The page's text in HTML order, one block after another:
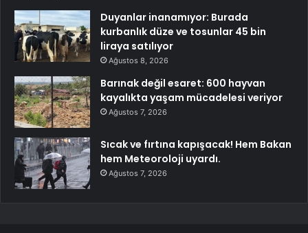
Duyanlar inanamıyor: Burada
kurbanlık düze ve tosunlar 45 bin
liraya satılıyor
Ağustos 8, 2026
Barınak değil esaret: 600 hayvan
kayalıkta yaşam mücadelesi veriyor
Ağustos 7, 2026
Sıcak ve fırtına kapışacak! Hem Bakan
hem Meteoroloji uyardı.
Ağustos 7, 2026